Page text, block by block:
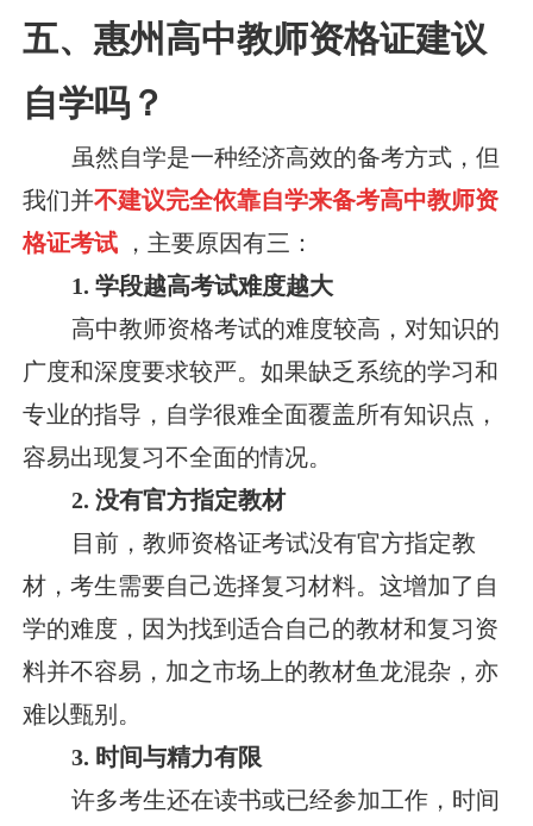
五、惠州高中教师资格证建议
自学吗？
虽然自学是一种经济高效的备考方式，但
我们并不建议完全依靠自学来备考高中教师资
格证考试 ，主要原因有三：
1. 学段越高考试难度越大
高中教师资格考试的难度较高，对知识的
广度和深度要求较严。如果缺乏系统的学习和
专业的指导，自学很难全面覆盖所有知识点，
容易出现复习不全面的情况。
2. 没有官方指定教材
目前，教师资格证考试没有官方指定教
材，考生需要自己选择复习材料。这增加了自
学的难度，因为找到适合自己的教材和复习资
料并不容易，加之市场上的教材鱼龙混杂，亦
难以甄别。
3. 时间与精力有限
许多考生还在读书或已经参加工作，时间